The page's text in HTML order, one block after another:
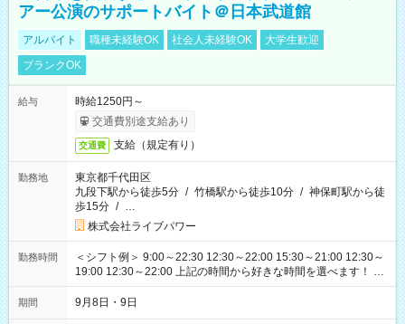
アー公演のサポートバイト＠日本武道館
アルバイト 職種未経験OK 社会人未経験OK
大学生歓迎
ブランクOK
給与
時給1250円～
交通費別途支給あり
交通費 支給（規定有り）
勤務地
東京都千代田区
九段下駅から徒歩5分 / 竹橋駅から徒歩10分 / 神保町駅から徒
歩15分 / …
株式会社ライブパワー
勤務時間
＜シフト例＞ 9:00～22:30 12:30～22:00 15:30～21:00 12:30～
19:00 12:30～22:00 上記の時間から好きな時間を選べます！ ※
時間は変更となる可能性があります
期間 9月8日・9日